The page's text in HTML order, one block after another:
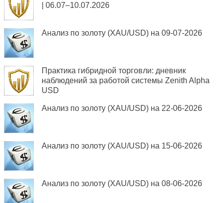
| 06.07–10.07.2026
Анализ по золоту (XAU/USD) на 09-07-2026
Практика гибридной торговли: дневник
наблюдений за работой системы Zenith Alpha
USD
Анализ по золоту (XAU/USD) на 22-06-2026
Анализ по золоту (XAU/USD) на 15-06-2026
Анализ по золоту (XAU/USD) на 08-06-2026